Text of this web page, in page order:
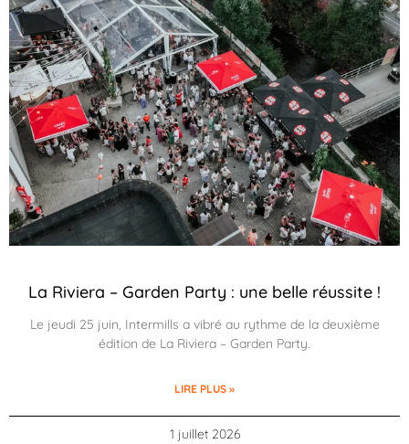
La Riviera – Garden Party : une belle réussite !
Le jeudi 25 juin, Intermills a vibré au rythme de la deuxième
édition de La Riviera – Garden Party.
LIRE PLUS »
1 juillet 2026